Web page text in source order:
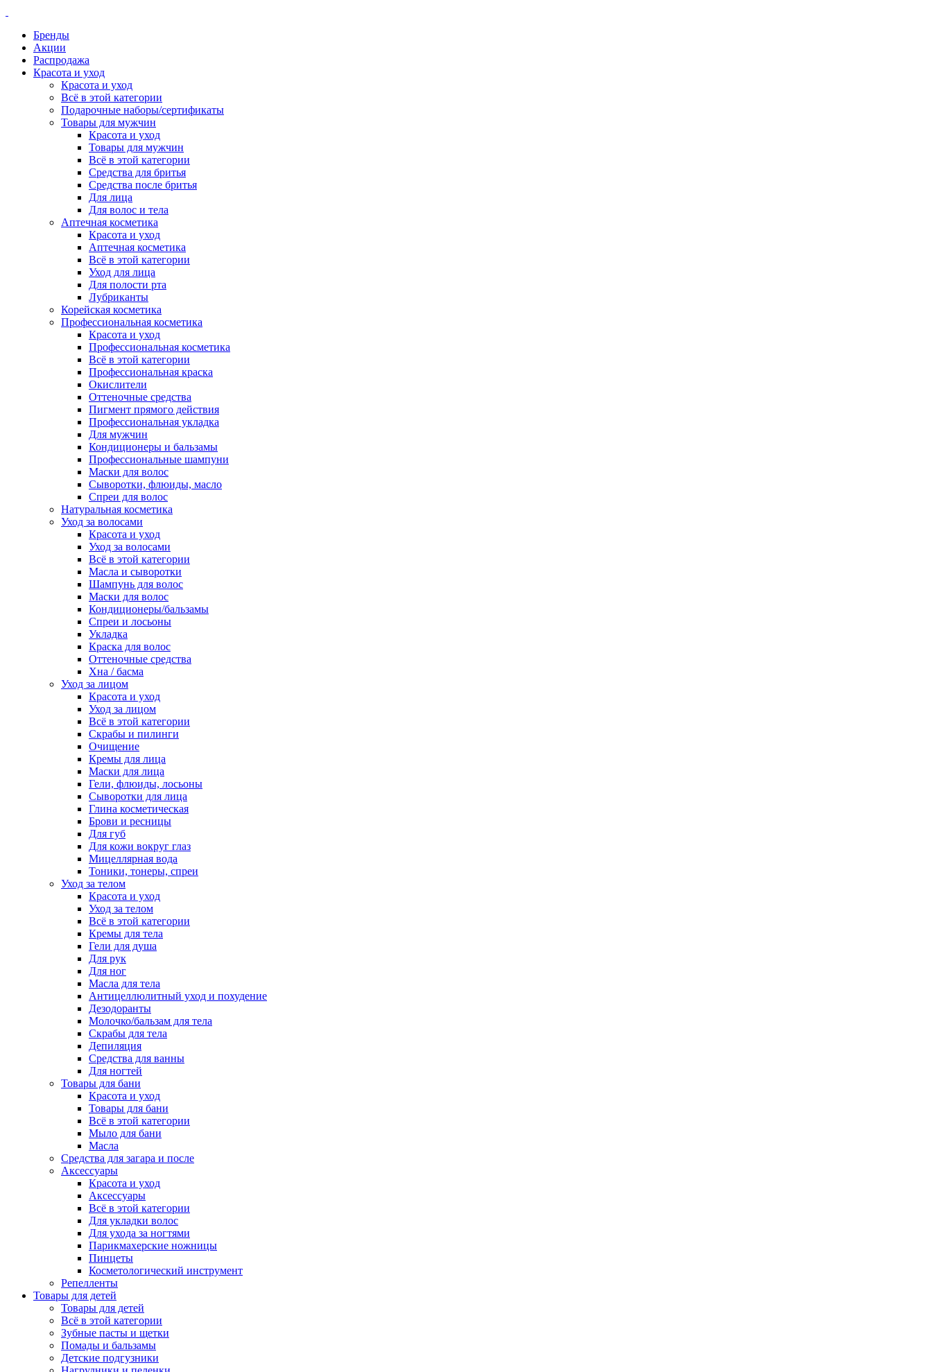
Бренды
Акции
Распродажа
Красота и уход
Красота и уход
Всё в этой категории
Подарочные наборы/сертификаты
Товары для мужчин
Красота и уход
Товары для мужчин
Всё в этой категории
Средства для бритья
Средства после бритья
Для лица
Для волос и тела
Аптечная косметика
Красота и уход
Аптечная косметика
Всё в этой категории
Уход для лица
Для полости рта
Лубриканты
Корейская косметика
Профессиональная косметика
Красота и уход
Профессиональная косметика
Всё в этой категории
Профессиональная краска
Окислители
Оттеночные средства
Пигмент прямого действия
Профессиональная укладка
Для мужчин
Кондиционеры и бальзамы
Профессиональные шампуни
Маски для волос
Сыворотки, флюиды, масло
Спреи для волос
Натуральная косметика
Уход за волосами
Красота и уход
Уход за волосами
Всё в этой категории
Масла и сыворотки
Шампунь для волос
Маски для волос
Кондиционеры/бальзамы
Спреи и лосьоны
Укладка
Краска для волос
Оттеночные средства
Хна / басма
Уход за лицом
Красота и уход
Уход за лицом
Всё в этой категории
Скрабы и пилинги
Очищение
Кремы для лица
Маски для лица
Гели, флюиды, лосьоны
Сыворотки для лица
Глина косметическая
Брови и ресницы
Для губ
Для кожи вокруг глаз
Мицеллярная вода
Тоники, тонеры, спреи
Уход за телом
Красота и уход
Уход за телом
Всё в этой категории
Кремы для тела
Гели для душа
Для рук
Для ног
Масла для тела
Антицеллюлитный уход и похудение
Дезодоранты
Молочко/бальзам для тела
Скрабы для тела
Депиляция
Средства для ванны
Для ногтей
Товары для бани
Красота и уход
Товары для бани
Всё в этой категории
Мыло для бани
Масла
Средства для загара и после
Аксессуары
Красота и уход
Аксессуары
Всё в этой категории
Для укладки волос
Для ухода за ногтями
Парикмахерские ножницы
Пинцеты
Косметологический инструмент
Репелленты
Товары для детей
Товары для детей
Всё в этой категории
Зубные пасты и щетки
Помады и бальзамы
Детские подгузники